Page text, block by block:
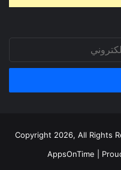
AppsOnTime |